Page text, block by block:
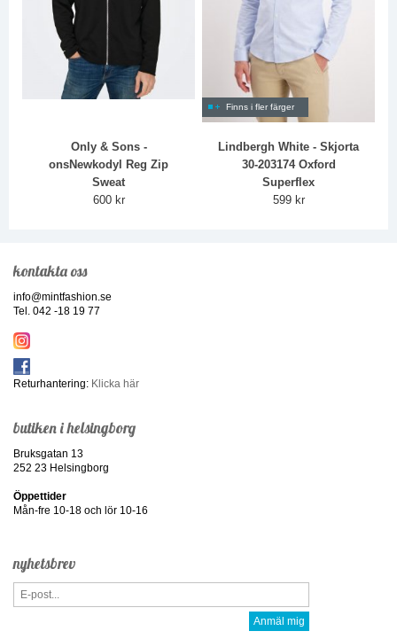
Only & Sons -
onsNewkodyl Reg Zip
Sweat
600 kr
Finns i fler färger
Lindbergh White - Skjorta
30-203174 Oxford
Superflex
599 kr
kontakta oss
info@mintfashion.se
Tel. 042 -18 19 77
Returhantering: Klicka här
butiken i helsingborg
Bruksgatan 13
252 23 Helsingborg
Öppettider
Mån-fre 10-18 och lör 10-16
nyhetsbrev
Anmäl mig